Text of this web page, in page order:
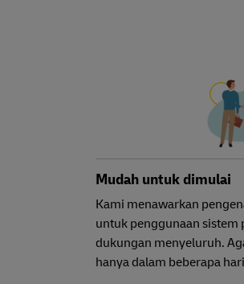
Mudah untuk dimulai
Kami menawarkan
untuk penggunaan sistem
dukungan menyeluruh.
hanya dalam beberapa